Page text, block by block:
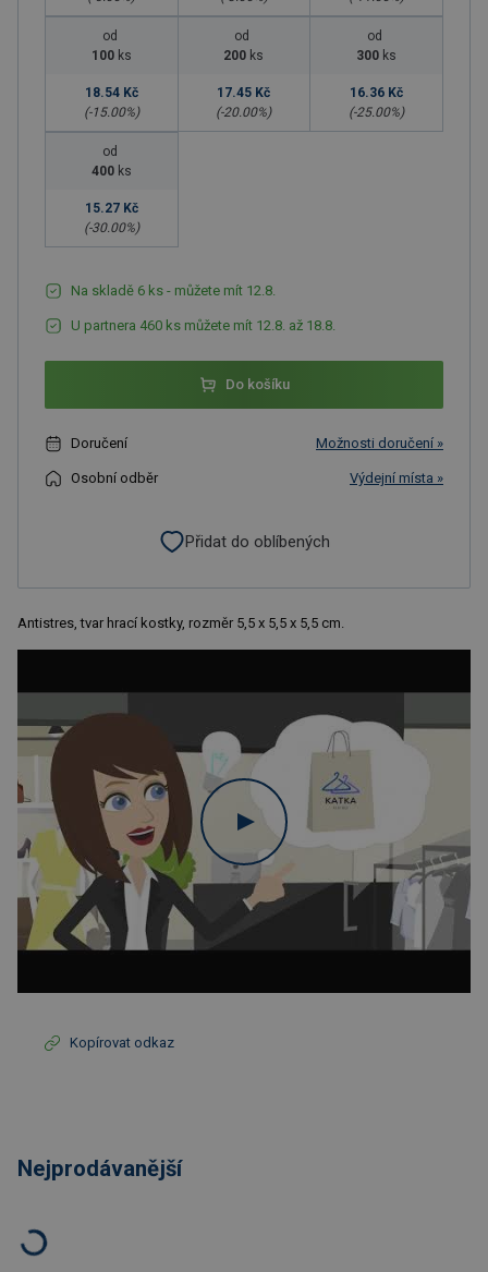
od
100 ks
18.54 Kč
(-15.00%)
od
200 ks
17.45 Kč
(-20.00%)
od
300 ks
16.36 Kč
(-25.00%)
od
400 ks
15.27 Kč
(-30.00%)
Na skladě 6 ks - můžete mít 12.8.
U partnera 460 ks můžete mít 12.8. až 18.8.
Do košíku
Doručení Možnosti doručení »
Osobní odběr Výdejní místa »
Přidat do oblíbených
Antistres, tvar hrací kostky, rozměr 5,5 x 5,5 x 5,5 cm.
Kopírovat odkaz
Nejprodávanější